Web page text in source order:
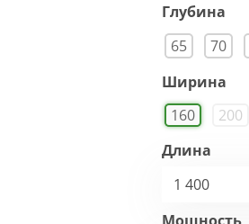
Глубина
65
70
Ширина
160
200
Длина
1 400